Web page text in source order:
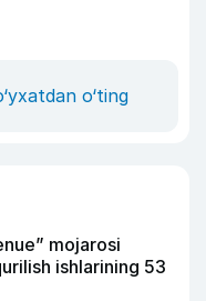
o‘ting
mojarosi
ishlarining 53